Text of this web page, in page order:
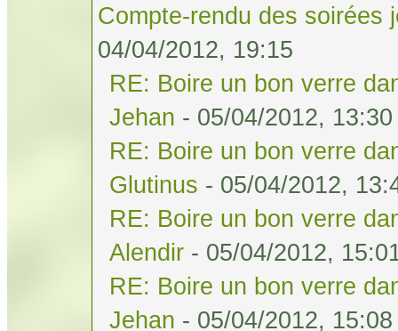
Compte-rendu des soirées
04/04/2012, 19:15
RE: Boire un bon verre
Jehan - 05/04/2012, 13:30
RE: Boire un bon verre
Glutinus - 05/04/2012,
RE: Boire un bon verre
Alendir - 05/04/2012,
RE: Boire un bon verre
Jehan - 05/04/2012, 15:08